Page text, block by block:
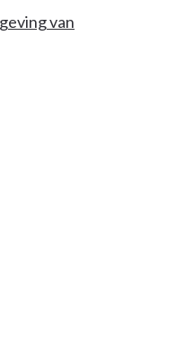
van